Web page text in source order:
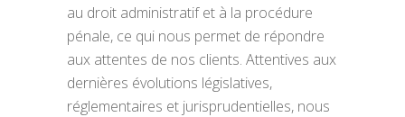
au droit administratif et à la procédure
pénale, ce qui nous permet de répondre
aux attentes de nos clients. Attentives aux
dernières évolutions législatives,
réglementaires et jurisprudentielles, nous